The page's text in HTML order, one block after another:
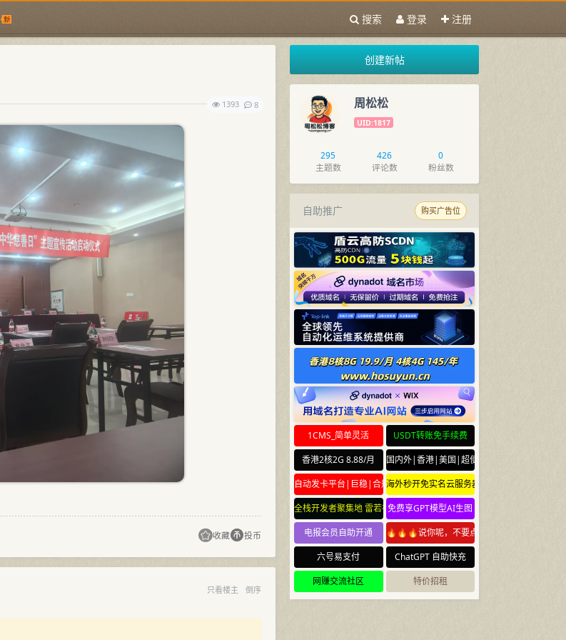
搜索 登录 注册
1393
8
收藏 投币
只看楼主 倒序
创建新帖
周松松
UID:1817
295
主题数
426
评论数
0
粉丝数
自助推广 购买广告位
1CMS_简单灵活
USDT转账免手续费
香港2核2G 8.88/月
国内外|香港|美国|超便宜云服务器
自动发卡平台|巨稳|合规海外秒开免实名云服务器
全栈开发者聚集地 雷若社区 leiruo.com
免费享GPT模型AI生图
电报会员自助开通
🔥🔥🔥说你呢，不要点🔥🔥🔥
六号易支付
ChatGPT 自助快充
网赚交流社区
特价招租